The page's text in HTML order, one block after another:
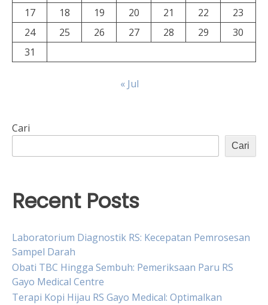
17
18 19 20 21 22
23
24
25 26 27 28 29
30
31
« Jul
Cari
Cari
Recent Posts
Laboratorium Diagnostik RS: Kecepatan Pemrosesan
Sampel Darah
Obati TBC Hingga Sembuh: Pemeriksaan Paru RS
Gayo Medical Centre
Terapi Kopi Hijau RS Gayo Medical: Optimalkan